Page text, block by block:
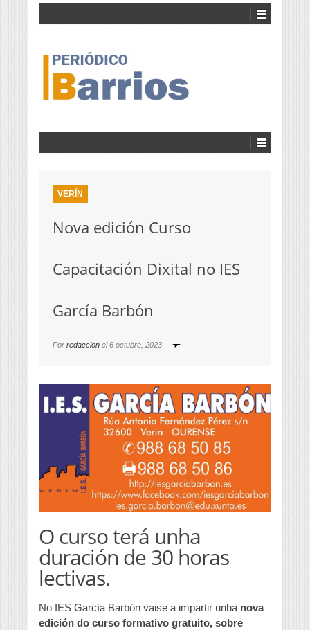
VERÍN
Nova edición Curso
Capacitación Dixital no IES
García Barbón
Por redaccion el6 octubre, 2023
O curso terá unha
duración de 30 horas
lectivas.
No IES García Barbón vaise a impartir unha nova
edición do curso formativo gratuito, sobre